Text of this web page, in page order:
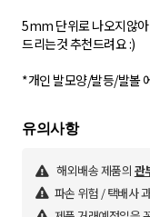
5mm 단위로 나오지않
드리는것 추천드려요 :)
*개인 발모양/발등/발볼
유의사항
해외배송 제품의 관
파손 위험 / 택배사